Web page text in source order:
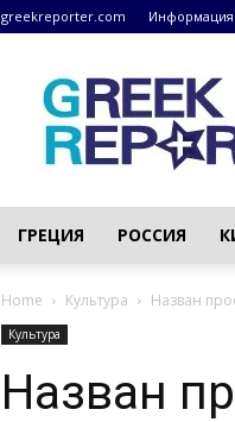
greekreporter.com
–
ГРЕЦИЯ РОССИЯ
Home Культура Назван
Культура
Назван